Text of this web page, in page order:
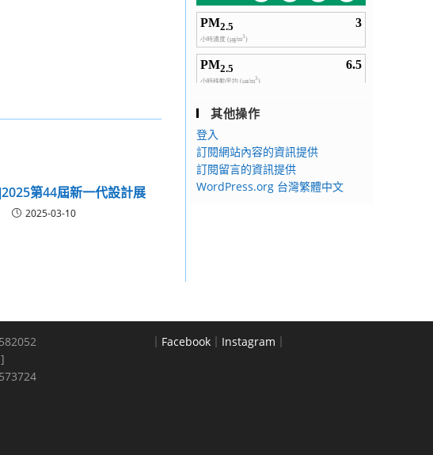
第44屆新一代設計展
2025-03-10
其他操作
登入
訂閱網站內容的資訊提供
訂閱留言的資訊提供
WordPress.org 台灣繁體中文
]
｜ Facebook ｜ Instagram ｜